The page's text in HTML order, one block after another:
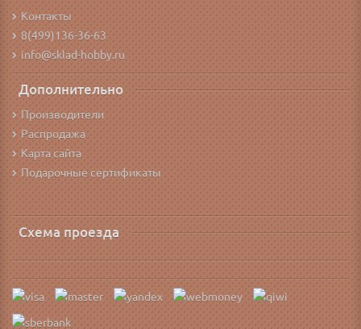
Контакты
8(499)136-36-63
info@sklad-hobby.ru
Дополнительно
Производители
Распродажа
Карта сайта
Подарочные сертификаты
Схема проезда